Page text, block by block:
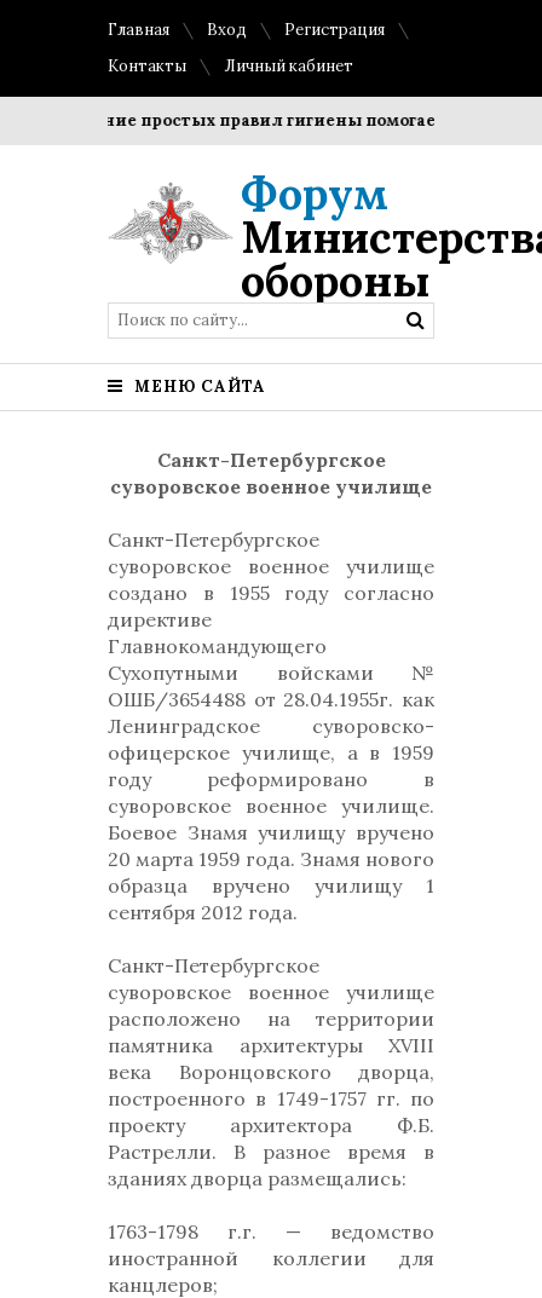
Главная Вход
Регистрация
Контакты
Личный кабинет
простых правил гигиены помогает сохранить
Форум
обороны
МЕНЮ САЙТА
Санкт-Петербургское
суворовское военное училище
Санкт-Петербургское
суворовское военное училище
создано в 1955 году согласно
директиве
Главнокомандующего
Сухопутными войсками №
ОШБ/3654488 от 28.04.1955г. как
Ленинградское суворовско-
офицерское училище, а в 1959
году реформировано в
суворовское военное училище.
Боевое Знамя училищу вручено
20 марта 1959 года. Знамя нового
образца вручено училищу 1
сентября 2012 года.
Санкт-Петербургское
суворовское военное училище
расположено на территории
памятника архитектуры XVIII
века Воронцовского дворца,
построенного в 1749-1757 гг. по
проекту архитектора Ф.Б.
Растрелли. В разное время в
зданиях дворца размещались:
1763-1798 г.г. — ведомство
иностранной коллегии для
канцлеров;